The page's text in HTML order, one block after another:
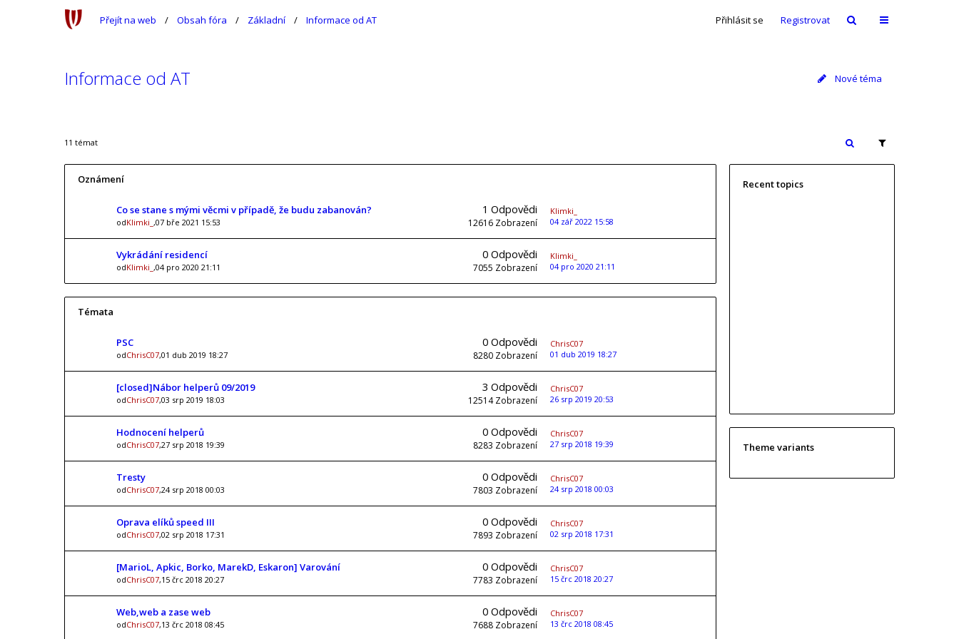
Přihlásit se Registrovat
Přejít na web Obsah fóra Základní Informace od AT
Informace od AT Nové téma
11 témat
Oznámení
Co se stane s mými věcmi v případě, že budu zabanován?
odKlimki_ ,07 bře 2021 15:53
1 Odpovědi
12616 Zobrazení
Klimki_
04 zář 2022 15:58
Vykrádání residencí
odKlimki_ ,04 pro 2020 21:11
0 Odpovědi
7055 Zobrazení
Klimki_
04 pro 2020 21:11
Témata
PSC
odChrisC07,01 dub 2019 18:27
0 Odpovědi
8280 Zobrazení
ChrisC07
01 dub 2019 18:27
[closed]Nábor helperů 09/2019
odChrisC07,03 srp 2019 18:03
3 Odpovědi
12514Zobrazení
ChrisC07
26 srp 2019 20:53
Hodnocení helperů
odChrisC07,27 srp 2018 19:39
0 Odpovědi
8283 Zobrazení
ChrisC07
27 srp 2018 19:39
Tresty
odChrisC07,24 srp 2018 00:03
0 Odpovědi
7803 Zobrazení
ChrisC07
24 srp 2018 00:03
Oprava elíků speed III
odChrisC07,02 srp 2018 17:31
0 Odpovědi
7893 Zobrazení
ChrisC07
02 srp 2018 17:31
[MarioL, Apkic, Borko, MarekD, Eskaron] Varování
odChrisC07,15 črc 2018 20:27
0 Odpovědi
7783 Zobrazení
ChrisC07
15 črc 2018 20:27
Web,web a zase web
odChrisC07,13 črc 2018 08:45
0 Odpovědi
7688 Zobrazení
ChrisC07
13 črc 2018 08:45
Recent topics
Theme variants